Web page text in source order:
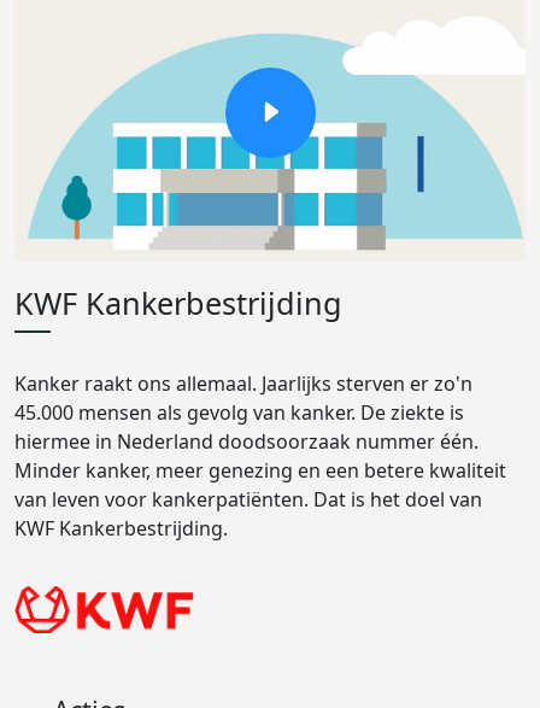
KWF Kankerbestrijding
Kanker raakt ons allemaal. Jaarlijks sterven er zo'n
45.000 mensen als gevolg van kanker. De ziekte is
hiermee in Nederland doodsoorzaak nummer één.
Minder kanker, meer genezing en een betere kwaliteit
van leven voor kankerpatiënten. Dat is het doel van
KWF Kankerbestrijding.